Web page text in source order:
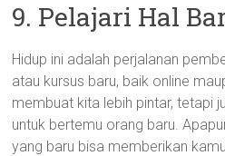
9. Pelajari Hal
Hidup ini adalah perjalanan
atau kursus baru, baik online
membuat kita lebih pintar, tetapi
untuk bertemu orang baru.
yang baru bisa memberikan